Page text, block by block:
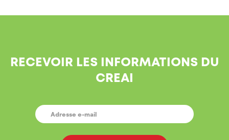
RECEVOIR LES INFORMATIONS DU
CREAI
E-
MAIL *